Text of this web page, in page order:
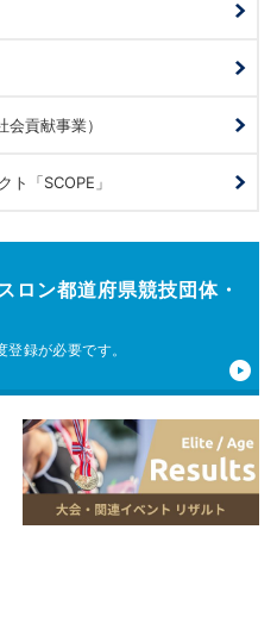
貢献事業）
ト「SCOPE」
ロン都道府県競技団体・
登録が必要です。